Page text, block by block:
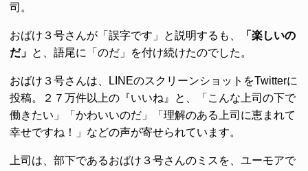
司。
おばけ３号さんが「誤字です」と説明するも、
「楽しいの
だ」 と、語尾に「のだ」を付け続けたのでした。
おばけ３号さんは、LINEのスクリーンショットをTwitterに
投稿。２７万件以上の『いいね』と、「こんな上司の下で
働きたい」「かわいいのだ」「理解のある上司に恵まれて
幸せですね！」などの声が寄せられています。
上司は、部下であるおばけ３号さんのミスを、ユーモアで